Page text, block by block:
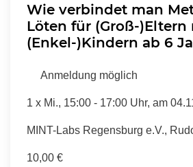
Wie verbindet man
Löten für (Groß-)Eltern
(Enkel-)Kindern ab 6
Anmeldung möglich
1 x Mi., 15:00 - 17:00 Uhr, am
MINT-Labs Regensburg e.V.,
10,00 €